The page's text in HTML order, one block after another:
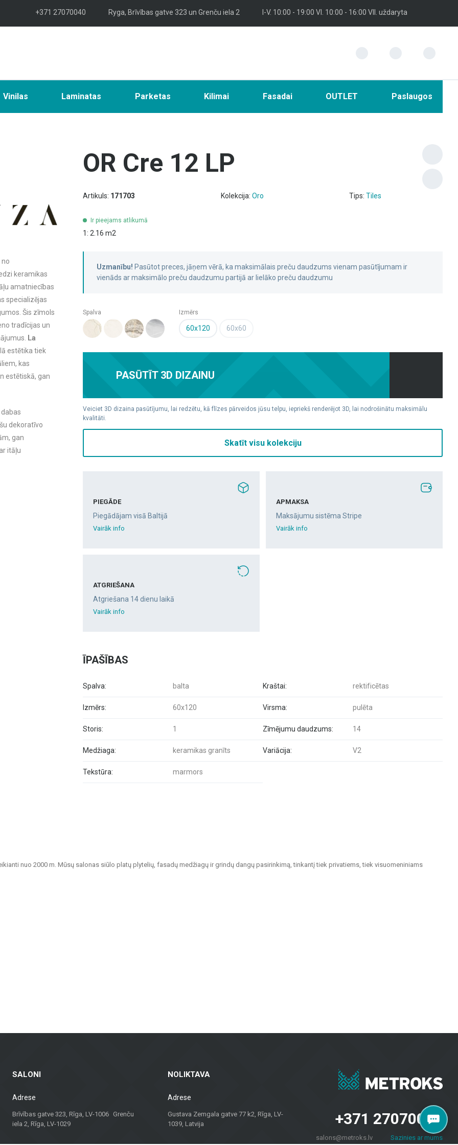
+371 27070040 Ryga, Brīvības gatve 323 un Grenču iela 2 I-V. 10:00 - 19:00 VI. 10:00 - 16:00 VII. uždaryta
Vinilas Laminatas Parketas Kilimai Fasadai OUTLET Paslaugos
no
keramikas
amatniecības
specializējas
Šis zīmols
tradīcijas un
La
estētika tiek
kas
estētiskā, gan
dekoratīvo
gan
itāļu
OR Cre 12 LP
Artikuls: 171703 Kolekcija: Oro Tips: Tiles
Ir pieejams atlikumā
1: 2.16 m2
Uzmanību! Pasūtot preces, jāņem vērā, ka maksimālais preču daudzums vienam pasūtījumam ir
vienāds ar maksimālo preču daudzumu partijā ar lielāko preču daudzumu
Spalva Izmērs
60x120 60x60
PASŪTĪT 3D DIZAINU
Veiciet 3D dizaina pasūtījumu, lai redzētu, kā flīzes pārveidos jūsu telpu, iepriekš renderējot 3D, lai nodrošinātu maksimālu
kvalitāti.
Skatīt visu kolekciju
PIEGĀDE
Piegādājam visā Baltijā
Vairāk info
APMAKSA
Maksājumu sistēma Stripe
Vairāk info
ATGRIEŠANA
Atgriešana 14 dienu laikā
Vairāk info
ĪPAŠĪBAS
Spalva: balta
Izmērs: 60x120
Storis: 1
Medžiaga: keramikas granīts
Tekstūra: marmors
Kraštai: rektificētas
Virsma: pulēta
Zīmējumu daudzums: 14
Variācija: V2
nuo 2000 m. Mūsų salonas siūlo platų plytelių, fasadų medžiagų ir grindų dangų pasirinkimą, tinkantį tiek privatiems, tiek visuomeniniams
SALONI
Adrese
Brīvības gatve 323, Rīga, LV-1006 Grenču
iela 2, Rīga, LV-1029
NOLIKTAVA
Adrese
Gustava Zemgala gatve 77 k2, Rīga, LV-
1039, Latvija
+371 27070040
salons@metroks.lv Sazinies ar mums